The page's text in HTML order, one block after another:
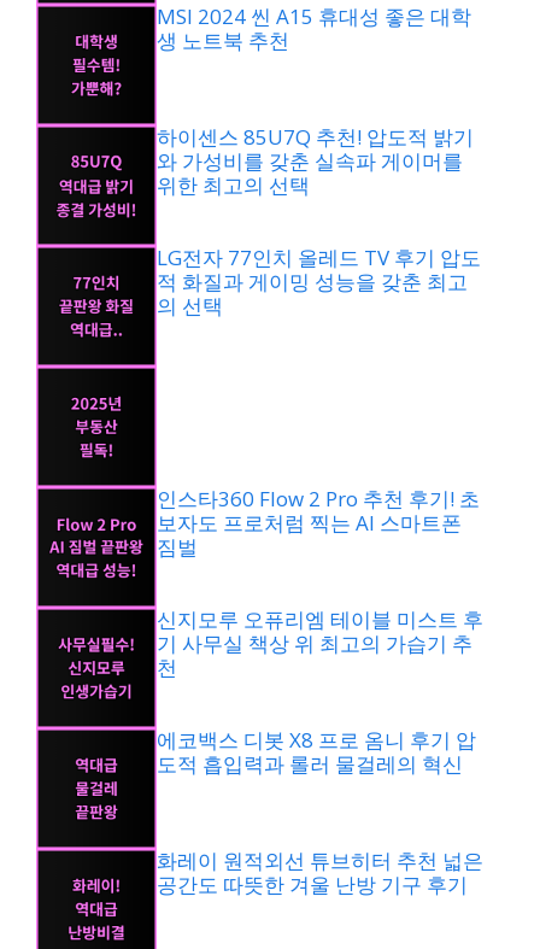
MSI 2024 씬 A15 휴대성 좋은 대학
생 노트북 추천
하이센스 85U7Q 추천! 압도적 밝기
와 가성비를 갖춘 실속파 게이머를
위한 최고의 선택
LG전자 77인치 올레드 TV 후기 압도
적 화질과 게이밍 성능을 갖춘 최고
의 선택
인스타360 Flow 2 Pro 추천 후기! 초
보자도 프로처럼 찍는 AI 스마트폰
짐벌
신지모루 오퓨리엠 테이블 미스트 후
기 사무실 책상 위 최고의 가습기 추
천
에코백스 디봇 X8 프로 옴니 후기 압
도적 흡입력과 롤러 물걸레의 혁신
화레이 원적외선 튜브히터 추천 넓은
공간도 따뜻한 겨울 난방 기구 후기